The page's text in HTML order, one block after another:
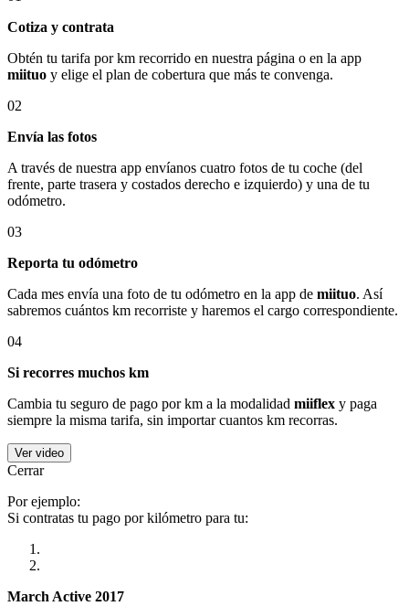
Cotiza y contrata
Obtén tu tarifa por km recorrido en nuestra página o en la app
miituo y elige el plan de cobertura que más te convenga.
02
Envía las fotos
A través de nuestra app envíanos cuatro fotos de tu coche (del
frente, parte trasera y costados derecho e izquierdo) y una de tu
odómetro.
03
Reporta tu odómetro
Cada mes envía una foto de tu odómetro en la app de miituo. Así
sabremos cuántos km recorriste y haremos el cargo correspondiente.
04
Si recorres muchos km
Cambia tu seguro de pago por km a la modalidad miiflex y paga
siempre la misma tarifa, sin importar cuantos km recorras.
Ver video
Cerrar
Por ejemplo:
Si contratas tu pago por kilómetro para tu:
March Active 2017